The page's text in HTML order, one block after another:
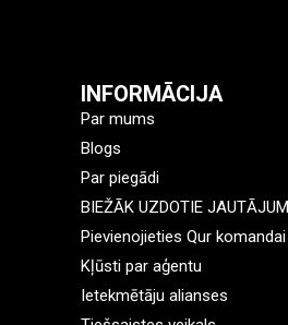
INFORMĀCIJA
Par mums
Blogs
Par piegādi
BIEŽĀK UZDOTIE JAUTĀJUMI
Pievienojieties Qur komandai
Kļūsti par aģentu
Ietekmētāju alianses